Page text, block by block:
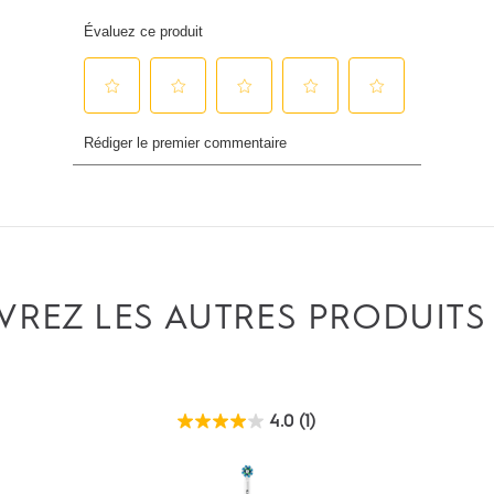
LES AUTRES
4.0 (1)
4.0